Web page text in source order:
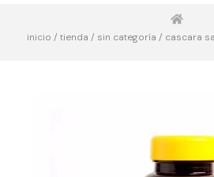
inicio / tienda / sin categoría / cascara